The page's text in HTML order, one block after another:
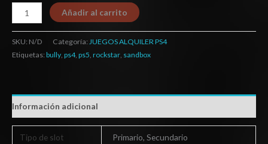
Añadir al carrito
SKU: N/D Categoría: JUEGOS ALQUILER PS4
Etiquetas: bully, ps4, ps5, rockstar, sandbox
Información adicional
Tipo de slot Primario, Secundario